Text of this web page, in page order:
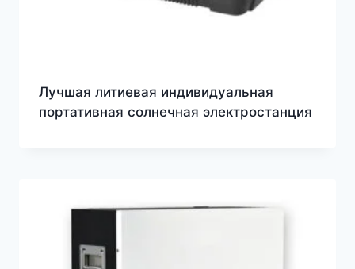
Лучшая литиевая индивидуальная
портативная солнечная электростанция